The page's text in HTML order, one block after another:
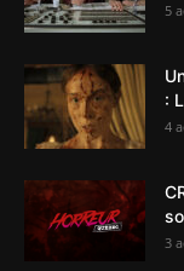
5
:
4
3